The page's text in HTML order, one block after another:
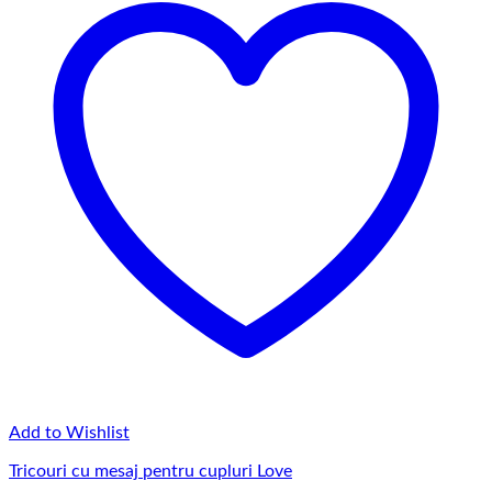
Add to Wishlist
Tricouri cu mesaj pentru cupluri Love